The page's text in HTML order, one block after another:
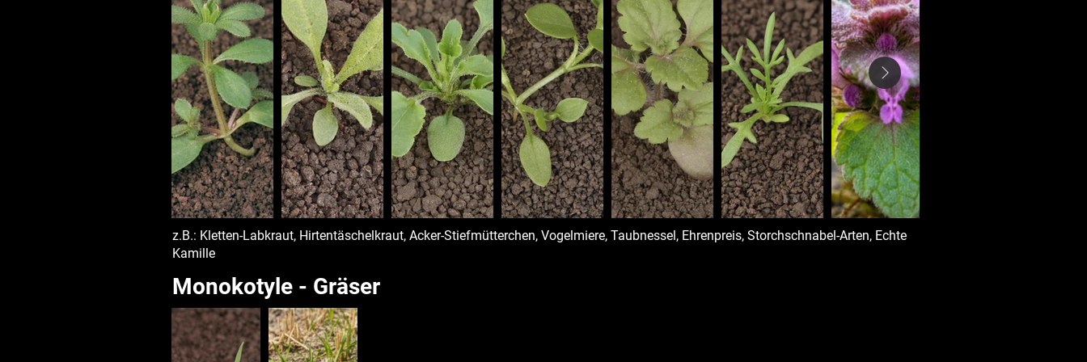
z.B.: Kletten-Labkraut, Hirtentäschelkraut, Acker-Stiefmütterchen, Vogelmiere, Taubnessel, Ehrenpreis, Storchschnabel-Arten, Echte
Kamille
Monokotyle - Gräser